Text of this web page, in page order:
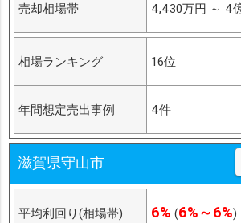
売却相場帯 4,430万円 ～ 4
相場ランキング 16位
年間想定売出事例 4件
滋賀県守山市
平均利回り(相場帯) 6% (6%～6%)